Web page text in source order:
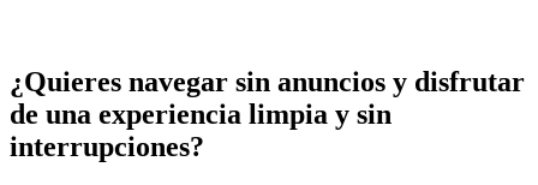
¿Quieres navegar sin anuncios y disfrutar
de una experiencia limpia y sin
interrupciones?